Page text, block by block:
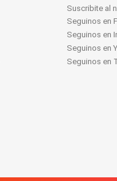
Suscribite al
Seguinos en
Seguinos en
Seguinos en
Seguinos en